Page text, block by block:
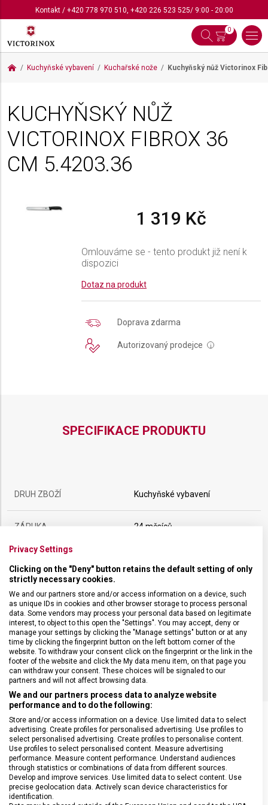
Kontakt/ +420 778 970 510, +420 226 523 525/ 9:00 - 20:00
0
Kuchyňské vybavení Kuchařské nože Kuchyňský nůž Victorinox
KUCHYŇSKÝ NŮŽ
VICTORINOX FIBROX 36
CM 5.4203.36
1 319 Kč
Omlouváme se - tento produkt již není k
dispozici
Dotaz na produkt
Doprava zdarma
Autorizovaný prodejce i
SPECIFIKACE PRODUKTU
DRUH ZBOŽÍ Kuchyňské vybavení
ZÁRUKA 24 měsíců
TYP OSTŘÍ Rovné
MATERIÁL RUKOJETI Termoplast (TPE)
BARVA Černá
SOUVISEJÍCÍ PRODUKTY
Privacy Settings
Clicking on the "Deny" button retains the default setting of only
strictly necessary cookies.
We and our partners store and/or access information on a device, such
as unique IDs in cookies and other browser storage to process personal
data. Some vendors may process your personal data based on legitimate
interest, to object to this open the "Settings". You may accept, deny or
manage your settings by clicking the "Manage settings" button or at any
time by clicking the fingerprint button on the left bottom corner of the
website. To withdraw your consent click on the fingerprint or the link in the
footer of the website and click the My data menu item, on that page you
can withdraw your consent. These choices will be signaled to our
partners and will not affect browsing data.
We and our partners process data to analyze website
performance and to do the following:
Store and/or access information on a device. Use limited data to select
advertising. Create profiles for personalised advertising. Use profiles to
select personalised advertising. Create profiles to personalise content.
Use profiles to select personalised content. Measure advertising
performance. Measure content performance. Understand audiences
through statistics or combinations of data from different sources.
Develop and improve services. Use limited data to select content. Use
precise geolocation data. Actively scan device characteristics for
identification.